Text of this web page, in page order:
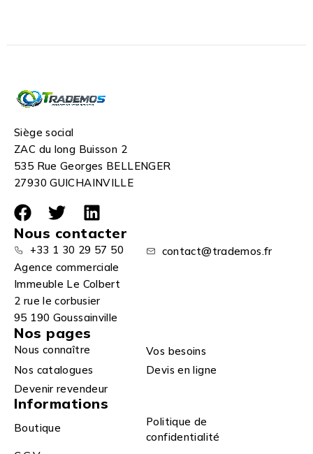
Siège social
ZAC du long Buisson 2
535 Rue Georges BELLENGER
27930 GUICHAINVILLE
Nous contacter
+33 1 30 29 57 50
contact@trademos.fr
Agence commerciale
Immeuble Le Colbert
2 rue le corbusier
95 190 Goussainville
Nos pages
Nous connaître
Vos besoins
Nos catalogues
Devis en ligne
Devenir revendeur
Informations
Boutique
Politique de
confidentialité